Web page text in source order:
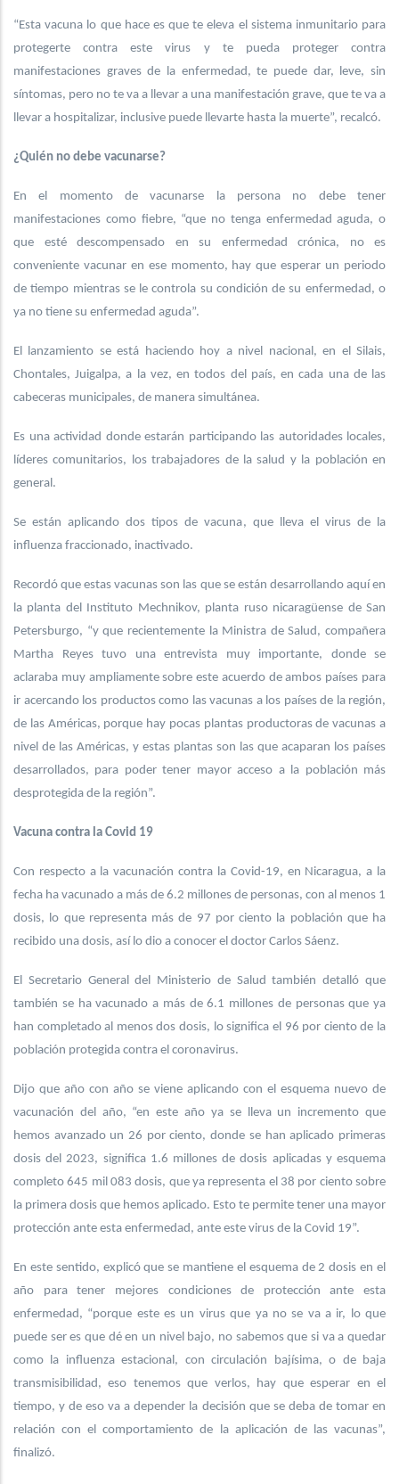
“Esta vacuna lo que hace es que te eleva el sistema inmunitario para
protegerte contra este virus y te pueda proteger contra
manifestaciones graves de la enfermedad, te puede dar, leve, sin
síntomas, pero no te va a llevar a una manifestación grave, que te va a
llevar a hospitalizar, inclusive puede llevarte hasta la muerte”, recalcó.
¿Quién no debe vacunarse?
En el momento de vacunarse la persona no debe tener
manifestaciones como fiebre, “que no tenga enfermedad aguda, o
que esté descompensado en su enfermedad crónica, no es
conveniente vacunar en ese momento, hay que esperar un periodo
de tiempo mientras se le controla su condición de su enfermedad, o
ya no tiene su enfermedad aguda”.
El lanzamiento se está haciendo hoy a nivel nacional, en el Silais,
Chontales, Juigalpa, a la vez, en todos del país, en cada una de las
cabeceras municipales, de manera simultánea.
Es una actividad donde estarán participando las autoridades locales,
líderes comunitarios, los trabajadores de la salud y la población en
general.
Se están aplicando dos tipos de vacuna, que lleva el virus de la
influenza fraccionado, inactivado.
Recordó que estas vacunas son las que se están desarrollando aquí en
la planta del Instituto Mechnikov, planta ruso nicaragüense de San
Petersburgo, “y que recientemente la Ministra de Salud, compañera
Martha Reyes tuvo una entrevista muy importante, donde se
aclaraba muy ampliamente sobre este acuerdo de ambos países para
ir acercando los productos como las vacunas a los países de la región,
de las Américas, porque hay pocas plantas productoras de vacunas a
nivel de las Américas, y estas plantas son las que acaparan los países
desarrollados, para poder tener mayor acceso a la población más
desprotegida de la región”.
Vacuna contra la Covid 19
Con respecto a la vacunación contra la Covid-19, en Nicaragua, a la
fecha ha vacunado a más de 6.2 millones de personas, con al menos 1
dosis, lo que representa más de 97 por ciento la población que ha
recibido una dosis, así lo dio a conocer el doctor Carlos Sáenz.
El Secretario General del Ministerio de Salud también detalló que
también se ha vacunado a más de 6.1 millones de personas que ya
han completado al menos dos dosis, lo significa el 96 por ciento de la
población protegida contra el coronavirus.
Dijo que año con año se viene aplicando con el esquema nuevo de
vacunación del año, “en este año ya se lleva un incremento que
hemos avanzado un 26 por ciento, donde se han aplicado primeras
dosis del 2023, significa 1.6 millones de dosis aplicadas y esquema
completo 645 mil 083 dosis, que ya representa el 38 por ciento sobre
la primera dosis que hemos aplicado. Esto te permite tener una mayor
protección ante esta enfermedad, ante este virus de la Covid 19”.
En este sentido, explicó que se mantiene el esquema de 2 dosis en el
año para tener mejores condiciones de protección ante esta
enfermedad, “porque este es un virus que ya no se va a ir, lo que
puede ser es que dé en un nivel bajo, no sabemos que si va a quedar
como la influenza estacional, con circulación bajísima, o de baja
transmisibilidad, eso tenemos que verlos, hay que esperar en el
tiempo, y de eso va a depender la decisión que se deba de tomar en
relación con el comportamiento de la aplicación de las vacunas”,
finalizó.